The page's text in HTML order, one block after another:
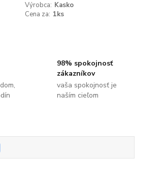
Výrobca: Kasko
Cena za: 1ks
98% spokojnosť
zákazníkov
vaša spokojnosť je
naším cieľom